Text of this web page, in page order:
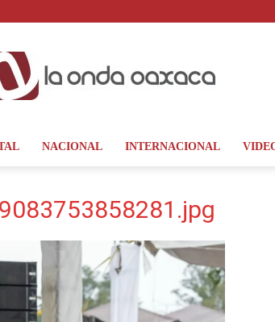
La
Onda
NACIONAL INTERNACIONAL